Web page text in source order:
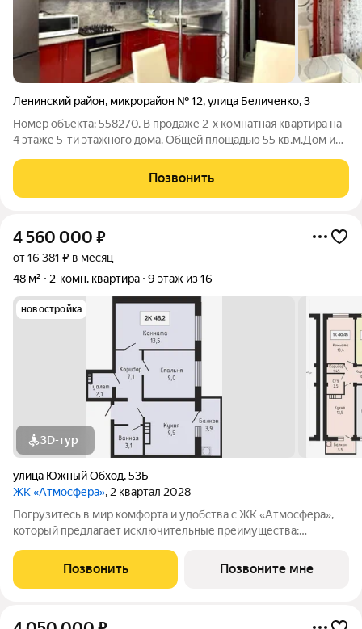
Ленинский район, микрорайон № 12,улица Беличенко,3
Номер объекта: 558270. В продаже 2-х комнатная квартира на
4 этаже 5-ти этажного дома. Общей площадью 55 кв.м.Дом и
мест в любое время суток, детская и спортивная площадки. О
квартире: комфортный
Позвонить
4 560 000 ₽
от 16 381 ₽ в месяц
48 м²
2-комн. квартира 9 этаж из 16
новостройка
3D-тур
улица Южный Обход,53Б
ЖК «Атмосфера», 2 квартал 2028
Погрузитесь в мир комфорта и удобства с ЖК «Атмосфера»,
который предлагает исключительные преимущества:
для вашей семьи в уютной атмосфере. Индивидуальное
отопление и тёплый пол: Настройте
Позвонить Позвоните мне